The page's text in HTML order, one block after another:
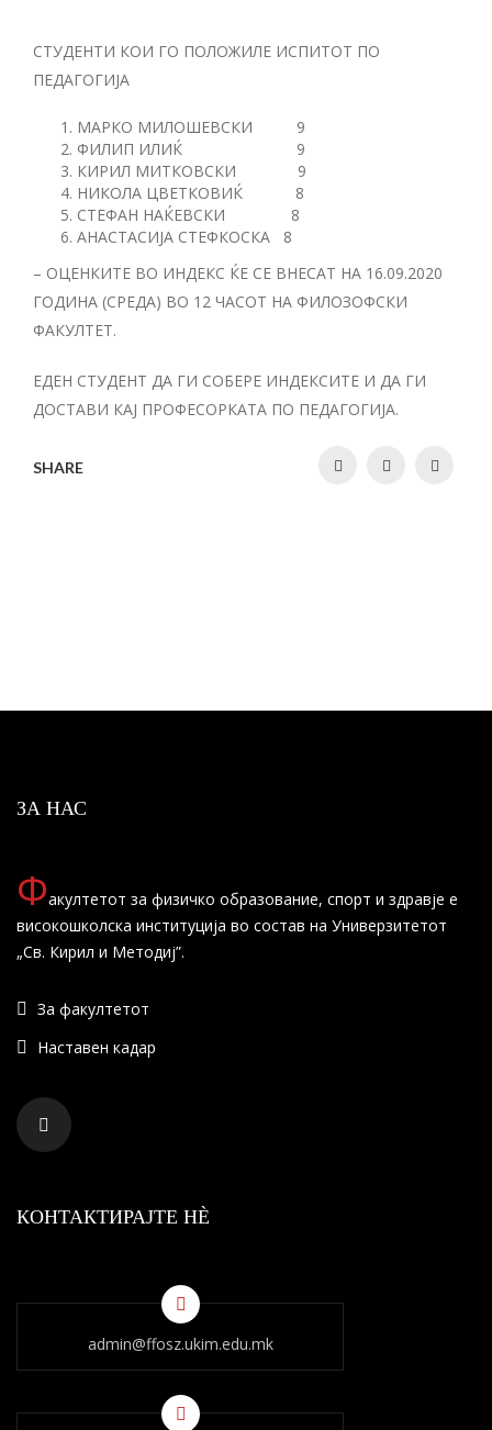
СТУДЕНТИ КОИ ГО ПОЛОЖИЛЕ ИСПИТОТ ПО
ПЕДАГОГИЈА
МАРКО МИЛОШЕВСКИ 9
ФИЛИП ИЛИЌ 9
КИРИЛ МИТКОВСКИ 9
НИКОЛА ЦВЕТКОВИЌ 8
СТЕФАН НАЌЕВСКИ 8
АНАСТАСИЈА СТЕФКОСКА 8
– ОЦЕНКИТЕ ВО ИНДЕКС ЌЕ СЕ ВНЕСАТ НА 16.09.2020
ГОДИНА (СРЕДА) ВО 12 ЧАСОТ НА ФИЛОЗОФСКИ
ФАКУЛТЕТ.
ЕДЕН СТУДЕНТ ДА ГИ СОБЕРЕ ИНДЕКСИТЕ И ДА ГИ
ДОСТАВИ КАЈ ПРОФЕСОРКАТА ПО ПЕДАГОГИЈА.
SHARE
ЗА НАС
Факултетот за физичко образование, спорт и здравје е
високошколска институција во состав на Универзитетот
„Св. Кирил и Методиј”.
За факултетот
Наставен кадар
КОНТАКТИРАЈТЕ НÈ
admin@ffosz.ukim.edu.mk